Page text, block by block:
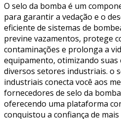
O selo da bomba é um
para garantir a vedação e o
eficiente de sistemas de
previne vazamentos, protege
contaminações e prolonga a
equipamento, otimizando suas
diversos setores industriais. o
industriais conecta você aos
fornecedores de selo da
oferecendo uma plataforma
conquistou a confiança de